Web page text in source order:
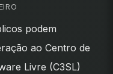
podem
ao Centro de
Livre (C3SL)